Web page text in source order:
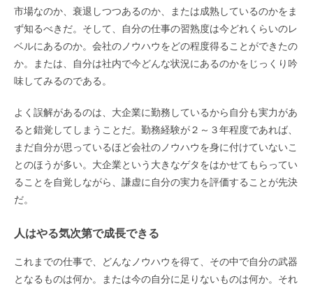
市場なのか、衰退しつつあるのか、または成熟しているのかをま
ず知るべきだ。そして、自分の仕事の習熟度は今どれくらいのレ
ベルにあるのか。会社のノウハウをどの程度得ることができたの
か。または、自分は社内で今どんな状況にあるのかをじっくり吟
味してみるのである。
よく誤解があるのは、大企業に勤務しているから自分も実力があ
ると錯覚してしまうことだ。勤務経験が２～３年程度であれば、
まだ自分が思っているほど会社のノウハウを身に付けていないこ
とのほうが多い。大企業という大きなゲタをはかせてもらってい
ることを自覚しながら、謙虚に自分の実力を評価することが先決
だ。
人はやる気次第で成長できる
これまでの仕事で、どんなノウハウを得て、その中で自分の武器
となるものは何か。または今の自分に足りないものは何か。それ